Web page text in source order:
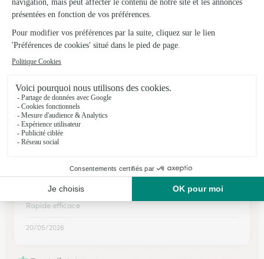
Livraison en tout point conforme a mes attentes
16/02/2026
tres bon avis
accès facile choix important livraison et paiement rapide
27/01/2026
★
Rapide efficace
Rapide efficace
20/05/2026